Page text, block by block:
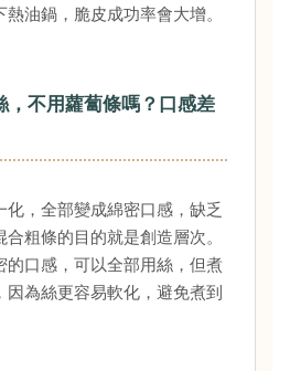
油鍋，脆皮成功率會大增。
，不用蘿蔔條嗎？口感差
化，全部變成綿密口感，缺乏
粗條的目的就是創造層次。
的口感，可以全部用絲，但煮
因為絲更容易軟化，避免煮到